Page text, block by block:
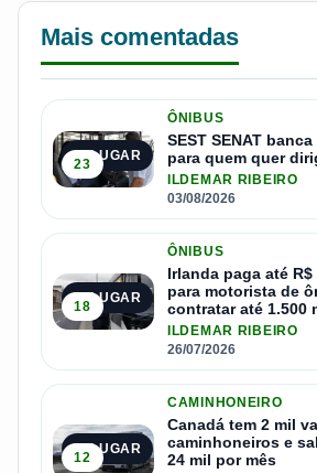
Mais comentadas
1º LUGAR
23
ÔNIBUS
SEST SENAT
para quem quer
ILDEMAR RIBEIRO
03/08/2026
2º LUGAR
18
ÔNIBUS
Irlanda paga até
para motorista de
contratar até 1.500
ILDEMAR RIBEIRO
26/07/2026
3º LUGAR
12
CAMINHONEIRO
Canadá tem 2 mil
caminhoneiros e
24 mil por mês